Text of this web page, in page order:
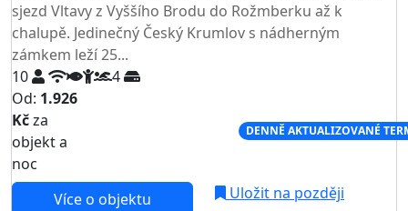
sjezd Vltavy z Vyššího Brodu do Rožmberku až k
chalupě. Jedinečný Český Krumlov s nádherným
zámkem leží 25...
10
4
Od: 1.926
Kčza
objekt a
noc
DENNĚ AKTUALIZOVANÉ
Více o objektu Uložit na později